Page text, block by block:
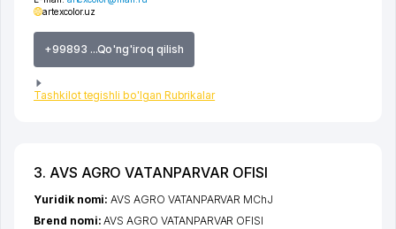
artexcolor.uz
+99893 ...Qo'ng'iroq qilish
Tashkilot tegishli bo'lgan Rubrikalar
3. AVS AGRO VATANPARVAR OFISI
Yuridik nomi:AVS AGRO VATANPARVAR MChJ
Brend nomi:AVS AGRO VATANPARVAR OFISI